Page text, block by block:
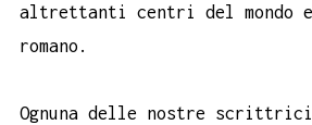
altrettanti centri del mondo
romano.
Ognuna delle nostre